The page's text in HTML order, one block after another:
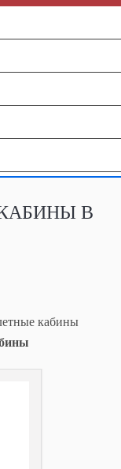
В
кабины